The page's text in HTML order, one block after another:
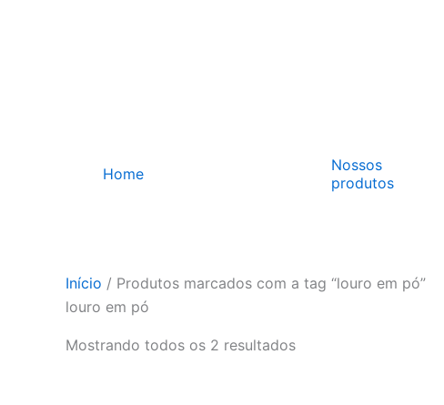
Home
Nossos
produtos
Início / Produtos marcados com a tag “louro em pó”
louro em pó
Mostrando todos os 2 resultados